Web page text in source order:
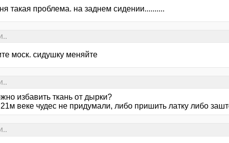
такая проблема. на заднем сидении..........
моск. сидушку меняйте
избавить ткань от дырки?
веке чудес не придумали, либо пришить латку либо